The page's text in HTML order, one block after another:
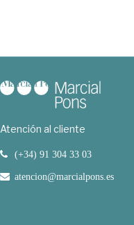
Atención al cliente
(+34) 91 304 33 03
atencion@marcialpons.es